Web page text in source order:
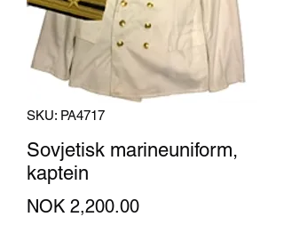
SKU: PA4717
Sovjetisk marineuniform,
kaptein
NOK 2,200.00Price